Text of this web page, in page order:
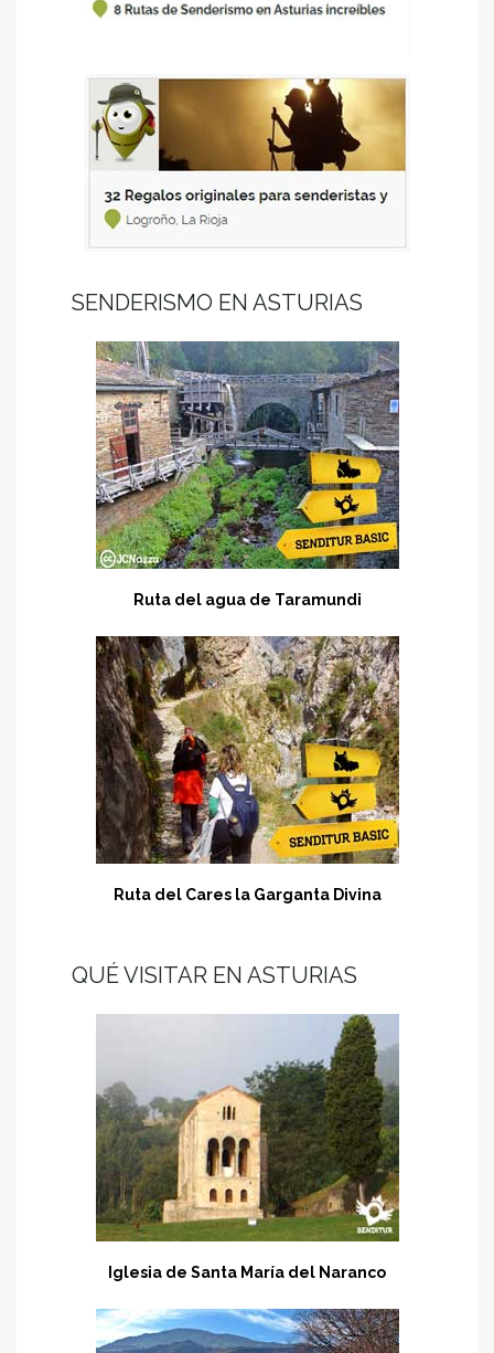
SENDERISMO EN ASTURIAS
Ruta del agua de Taramundi
Ruta del Cares la Garganta Divina
QUÉ VISITAR EN ASTURIAS
Iglesia de Santa María del Naranco